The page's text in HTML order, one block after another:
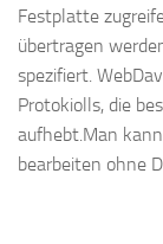
Festplatte
übertragen
spezifiert.
Protokiolls, die
aufhebt.Man
bearbeiten ohne